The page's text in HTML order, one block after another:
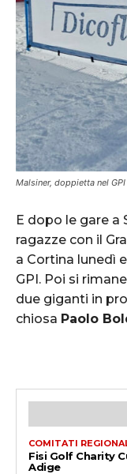
Malsiner, doppietta nel
E dopo le gare a
ragazze con il
a Cortina lunedì
GPI. Poi si
due giganti in
chiosa Paolo
COMITATI
Fisi Golf Charity
Adige